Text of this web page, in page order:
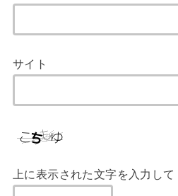
サイト
上に表示された文字を入力して